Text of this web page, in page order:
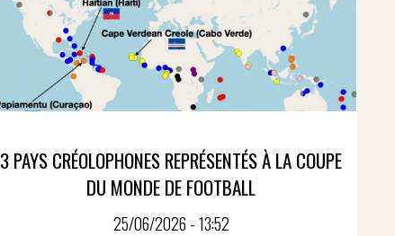
3 PAYS CRÉOLOPHONES REPRÉSENTÉS À LA COUPE
DU MONDE DE FOOTBALL
25/06/2026 - 13:52